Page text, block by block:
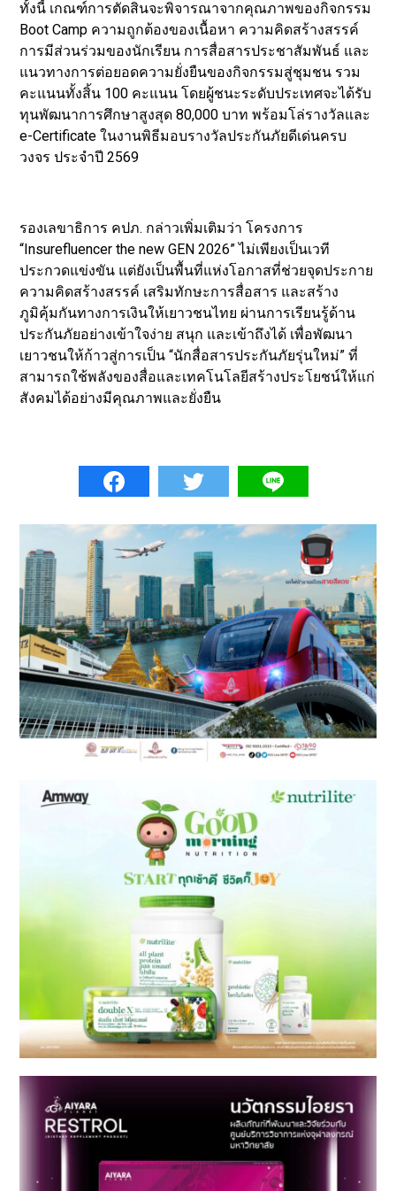
ทั้งนี้ เกณฑ์การตัดสินจะพิจารณาจากคุณภาพของกิจกรรม
Boot Camp ความถูกต้องของเนื้อหา ความคิดสร้างสรรค์
การมีส่วนร่วมของนักเรียน การสื่อสารประชาสัมพันธ์ และ
แนวทางการต่อยอดความยั่งยืนของกิจกรรมสู่ชุมชน รวม
คะแนนทั้งสิ้น 100 คะแนน โดยผู้ชนะระดับประเทศจะได้รับ
ทุนพัฒนาการศึกษาสูงสุด 80,000 บาท พร้อมโล่รางวัลและ
e-Certificate ในงานพิธีมอบรางวัลประกันภัยดีเด่นครบ
วงจร ประจำปี 2569
รองเลขาธิการ คปภ. กล่าวเพิ่มเติมว่า โครงการ
“Insurefluencer the new GEN 2026” ไม่เพียงเป็นเวที
ประกวดแข่งขัน แต่ยังเป็นพื้นที่แห่งโอกาสที่ช่วยจุดประกาย
ความคิดสร้างสรรค์ เสริมทักษะการสื่อสาร และสร้าง
ภูมิคุ้มกันทางการเงินให้เยาวชนไทย ผ่านการเรียนรู้ด้าน
ประกันภัยอย่างเข้าใจง่าย สนุก และเข้าถึงได้ เพื่อพัฒนา
เยาวชนให้ก้าวสู่การเป็น “นักสื่อสารประกันภัยรุ่นใหม่” ที่
สามารถใช้พลังของสื่อและเทคโนโลยีสร้างประโยชน์ให้แก่
สังคมได้อย่างมีคุณภาพและยั่งยืน